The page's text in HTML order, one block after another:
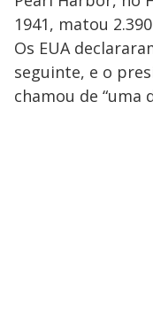
1941, matou
Os EUA
seguinte, e o
chamou de “uma